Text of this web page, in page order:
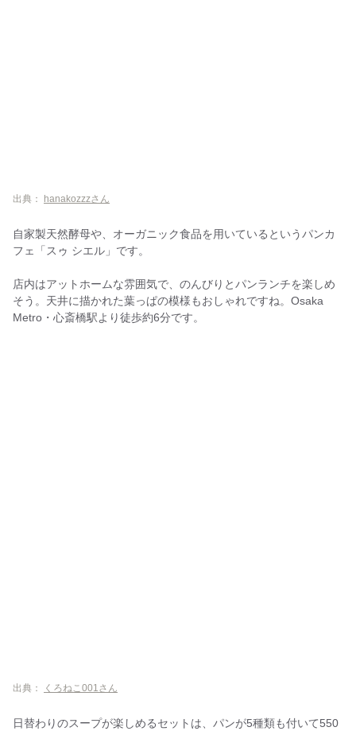
出典： hanakozzzさん
自家製天然酵母や、オーガニック食品を用いているというパンカ
フェ「スゥ シエル」です。
店内はアットホームな雰囲気で、のんびりとパンランチを楽しめ
そう。天井に描かれた葉っぱの模様もおしゃれですね。Osaka
Metro・心斎橋駅より徒歩約6分です。
出典： くろねこ001さん
日替わりのスープが楽しめるセットは、パンが5種類も付いて550